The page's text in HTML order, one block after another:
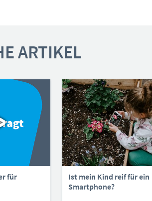
ARTIKEL
für
Ist mein Kind reif für ein
Smartphone?